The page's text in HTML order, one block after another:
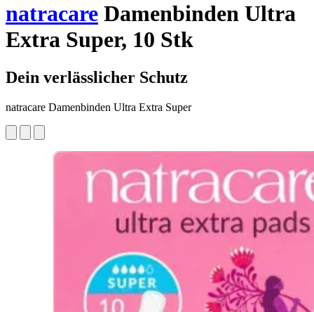
natracare Damenbinden Ultra
Extra Super, 10 Stk
Dein verlässlicher Schutz
natracare Damenbinden Ultra Extra Super